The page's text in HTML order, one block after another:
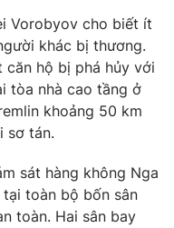
thao
sản
lòng Việt
mình bằng AI
Vorobyov cho biết ít
khác bị thương.
căn hộ bị phá hủy với
tòa nhà cao tầng ở
khoảng 50 km
sơ tán.
sát hàng không Nga
toàn bộ bốn sân
toàn. Hai sân bay